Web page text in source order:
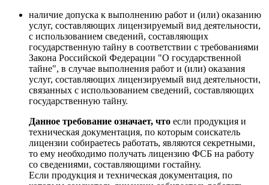
наличие допуска к выполнению работ и (или) оказанию
услуг, составляющих лицензируемый вид деятельности,
с использованием сведений, составляющих
государственную тайну в соответствии с требованиями
Закона Российской Федерации "О государственной
тайне", в случае выполнения работ и (или) оказания
услуг, составляющих лицензируемый вид деятельности,
связанных с использованием сведений, составляющих
государственную тайну.
Данное требование означает, что если продукция и
техническая документация, по которым соискатель
лицензии собираетесь работать, являются секретными,
то ему необходимо получать лицензию ФСБ на работу
со сведениями, составляющими гостайну.
Если продукция и техническая документация, по